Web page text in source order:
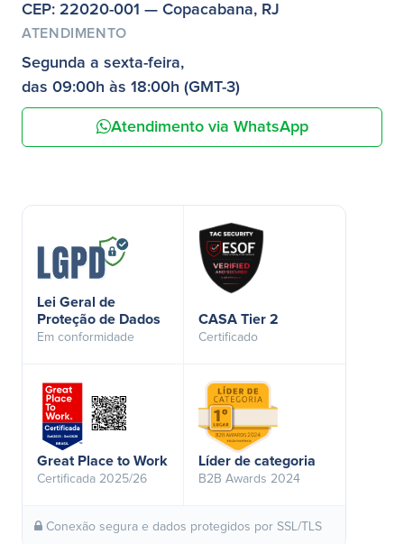
CEP: 22020-001 — Copacabana, RJ
ATENDIMENTO
Segunda a sexta-feira,
das 09:00h às 18:00h (GMT-3)
Atendimento via WhatsApp
Lei Geral de
Proteção de Dados
Em conformidade
CASA Tier 2
Certificado
Great Place to Work
Certificada 2025/26
Líder de categoria
B2B Awards 2024
Conexão segura e dados protegidos por SSL/TLS